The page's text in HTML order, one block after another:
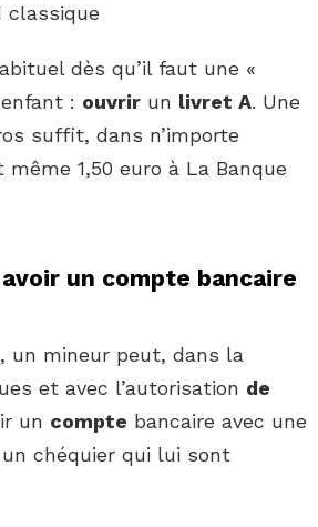
classique
dès qu’il faut une «
: ouvrir un livret A. Une
suffit, dans n’importe
même 1,50 euro à La Banque
un compte bancaire
un mineur peut, dans la
et avec l’autorisation de
un compte bancaire avec une
chéquier qui lui sont